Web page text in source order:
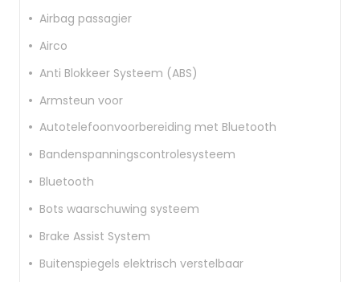
Airbag passagier
Airco
Anti Blokkeer Systeem (ABS)
Armsteun voor
Autotelefoonvoorbereiding met Bluetooth
Bandenspanningscontrolesysteem
Bluetooth
Bots waarschuwing systeem
Brake Assist System
Buitenspiegels elektrisch verstelbaar